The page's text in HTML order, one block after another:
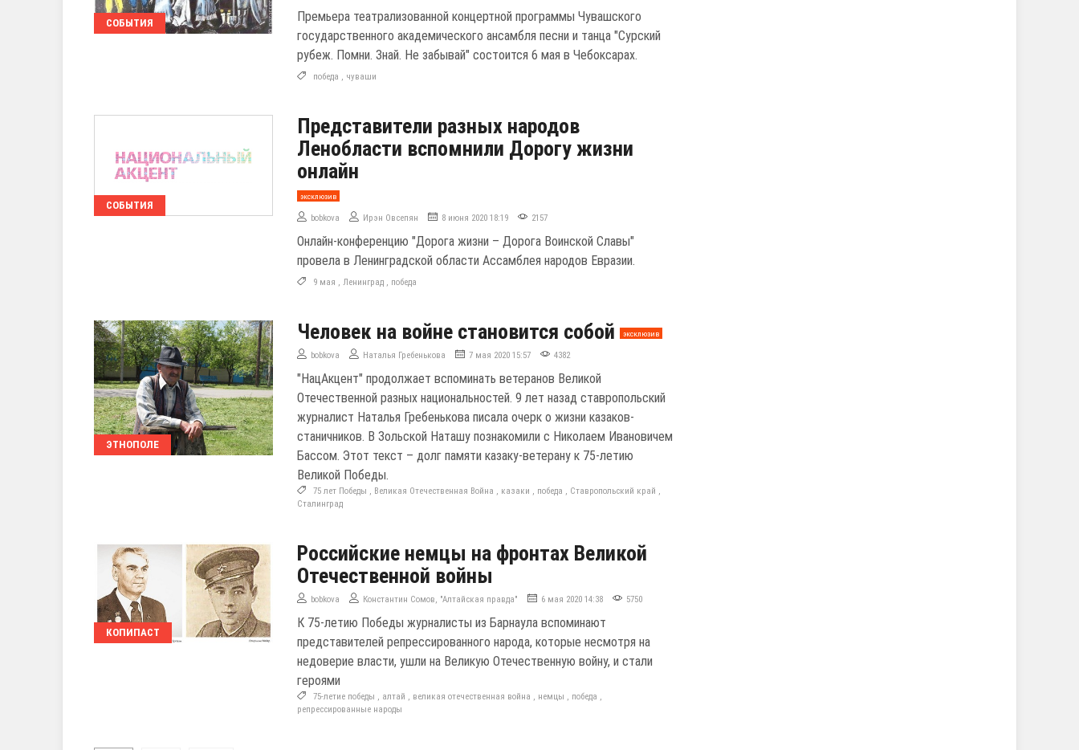
СОБЫТИЯ
Премьера театрализованной концертной программы Чувашского
государственного академического ансамбля песни и танца "Сурский
рубеж. Помни. Знай. Не забывай" состоится 6 мая в Чебоксарах.
победа , чуваши
СОБЫТИЯ
Представители разных народов
Ленобласти вспомнили Дорогу жизни
онлайн
эксклюзив
bobkova Ирэн Овсепян 8 июня 2020 18:19 2157
Онлайн-конференцию "Дорога жизни – Дорога Воинской Славы"
провела в Ленинградской области Ассамблея народов Евразии.
9 мая ,Ленинград , победа
ЭТНОПОЛЕ
Человек на войне становится собой эксклюзив
bobkova Наталья Гребенькова 7 мая 2020 15:57 4382
"НацАкцент" продолжает вспоминать ветеранов Великой
Отечественной разных национальностей. 9 лет назад ставропольский
журналист Наталья Гребенькова писала очерк о жизни казаков-
станичников. В Зольской Наташу познакомили с Николаем Ивановичем
Бассом. Этот текст – долг памяти казаку-ветерану к 75-летию
Великой Победы.
75 лет Победы , Великая Отечественная Война , казаки , победа , Ставропольский край ,
Сталинград
КОПИПАСТ
Российские немцы на фронтах Великой
Отечественной войны
bobkova Константин Сомов, "Алтайская правда" 6 мая 2020 14:38 5750
К 75-летию Победы журналисты из Барнаула вспоминают
представителей репрессированного народа, которые несмотря на
недоверие власти, ушли на Великую Отечественную войну, и стали
героями
75-летие победы , алтай , великая отечественная война , немцы , победа ,
репрессированные народы